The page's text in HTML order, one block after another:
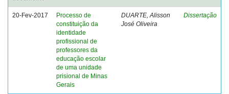
20-Fev-2017
Processo de
constituição da
identidade
profissional de
professores da
educação escolar
de uma unidade
prisional de Minas
Gerais
DUARTE, Alisson
José Oliveira
Dissertação